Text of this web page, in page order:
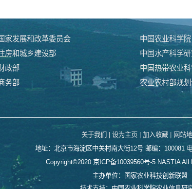
家发展和改革委员会
房和城乡建设部
政部
务部
中国农业科学院
中国水产科学
中国热带农业
农业农村部规
关于我们 | 设为主页 | 加入收藏 | 网站
地址：北京市海淀区中关村南大街12号 邮编：100081
Copyright©2020 京ICP备10039560号-5NASTIA All
主办单位：国家农业科技创新联盟